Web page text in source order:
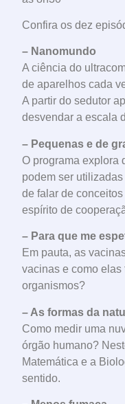
Confira os dez
– Nanomundo
A ciência do
de aparelhos cada
A partir do sedutor
desvendar a escala
– Pequenas e de
O programa explora
podem ser
de falar de
espírito de
– Para que me
Em pauta, as
vacinas e como
organismos?
– As formas da
Como medir uma
órgão humano?
Matemática e a
sentido.